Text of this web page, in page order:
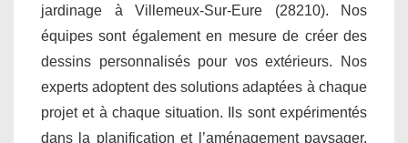
jardinage à Villemeux-Sur-Eure (28210). Nos
équipes sont également en mesure de créer des
dessins personnalisés pour vos extérieurs. Nos
experts adoptent des solutions adaptées à chaque
projet et à chaque situation. Ils sont expérimentés
dans la planification et l’aménagement paysager.